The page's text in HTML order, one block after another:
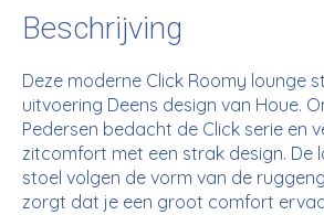
Beschrijving
Deze moderne Click Roomy lounge
uitvoering Deens design van Houe.
Pedersen bedacht de Click serie en
zitcomfort met een strak design. De
stoel volgen de vorm van de
zorgt dat je een groot comfort